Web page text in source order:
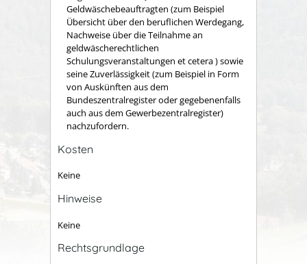
Geldwäschebeauftragten (zum Beispiel
Übersicht über den beruflichen Werdegang,
Nachweise über die Teilnahme an
geldwäscherechtlichen
Schulungsveranstaltungen et cetera ) sowie
seine Zuverlässigkeit (zum Beispiel in Form
von Auskünften aus dem
Bundeszentralregister oder gegebenenfalls
auch aus dem Gewerbezentralregister)
nachzufordern.
Kosten
Keine
Hinweise
Keine
Rechtsgrundlage